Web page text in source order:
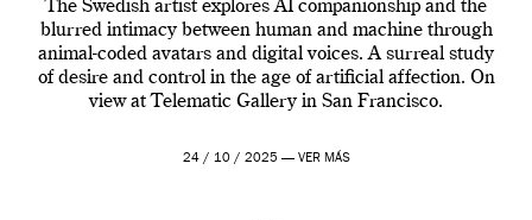
The Swedish artist explores AI companionship and the
blurred intimacy between human and machine through
animal-coded avatars and digital voices. A surreal study
of desire and control in the age of artificial affection. On
view at Telematic Gallery in San Francisco.
24 / 10 / 2025 — VER MÁS